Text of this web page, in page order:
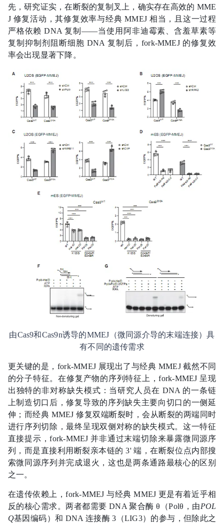
先，研究证实，在断裂的复制叉上，确实存在高效的 MME
J 修复活动，其修复效率与经典 MMEJ 相当，且这一过程
严格依赖 DNA 复制——当使用阿非迪霉素、含羞草素等
复制抑制剂阻断细胞 DNA 复制后，fork-MMEJ 的修复效
率会出现显著下降。
由Cas9和Cas9n诱导的MMEJ（微同源介导的末端连接）具
有不同的遗传需求
更关键的是，fork-MMEJ 展现出了与经典 MMEJ 截然不同
的分子特征。在修复产物的序列特征上，fork-MMEJ 呈现
出独特的非对称缺失模式：当研究人员在 DNA 的一条链
上制造切口后，修复导致的序列缺失主要向切口的一侧延
伸；而经典 MMEJ 修复双端断裂时，会从断裂的两端同时
进行序列切除，最终呈现双侧对称的缺失模式。这一特征
直接提示，fork-MMEJ 并非通过末端切除来暴露微同源序
列，而是直接利用断裂亲本链的 3' 端，在断裂位点内部搜
索微同源序列并完成退火，这也是两条通路最核心的区别
之一。
在遗传依赖上，fork-MMEJ 与经典 MMEJ 更是有着近乎相
反的核心需求。两者都需要 DNA 聚合酶 θ（Polθ，由POL
Q基因编码）和 DNA 连接酶 3（LIG3）的参与，但除此之